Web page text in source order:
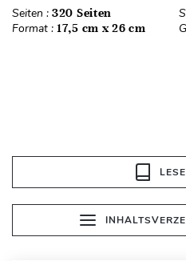
Seiten : 320 Seiten
Format : 17,5 cm x 26 cm